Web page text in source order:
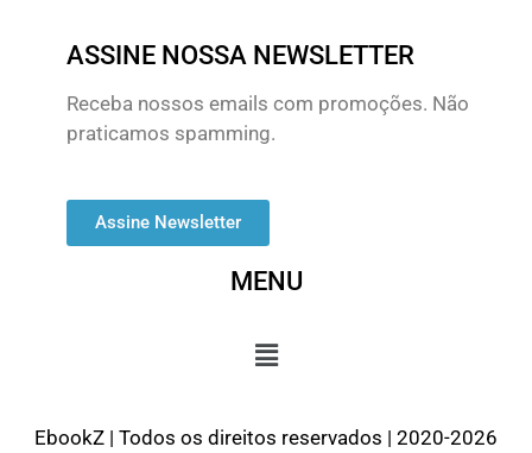
ASSINE NOSSA NEWSLETTER
Receba nossos emails com promoções. Não
praticamos spamming.
Assine Newsletter
MENU
EbookZ | Todos os direitos reservados | 2020-2026